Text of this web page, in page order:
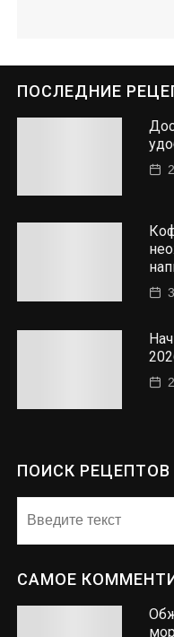
ПОСЛЕДНИЕ
ПОИСК РЕЦЕПТОВ
САМОЕ